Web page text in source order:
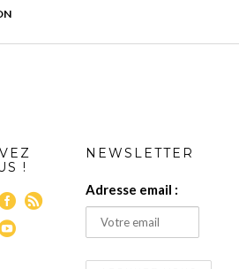
!
NEWSLETTER
Adresse email :